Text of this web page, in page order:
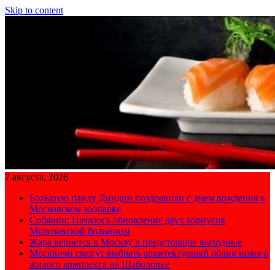
Skip to content
7 августа, 2026
Большую панду Диндин поздравили с днем рождения в
Московском зоопарке
Собянин: Началось обновление двух корпусов
Морозовской больницы
Жара вернется в Москву в предстоящие выходные
Москвичи смогут выбрать архитектурный облик нового
жилого комплекса на Шаболовке